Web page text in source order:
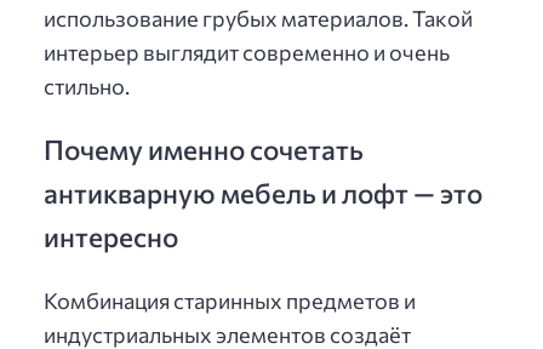
использование грубых материалов. Такой
интерьер выглядит современно и очень
стильно.
Почему именно сочетать
антикварную мебель и лофт — это
интересно
Комбинация старинных предметов и
индустриальных элементов создаёт